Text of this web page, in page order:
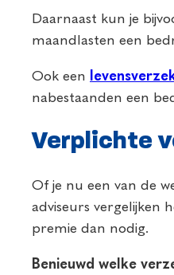
Daarnaast kun je
maandlasten een
Ook een
nabestaanden een
Verplichte
Of je nu een van de
adviseurs vergelijken
premie dan nodig.
Benieuwd welke